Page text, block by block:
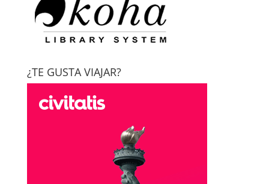
¿TE GUSTA VIAJAR?